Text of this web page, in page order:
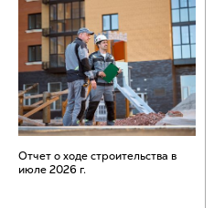
Отчет о ходе строительства в
июле 2026 г.